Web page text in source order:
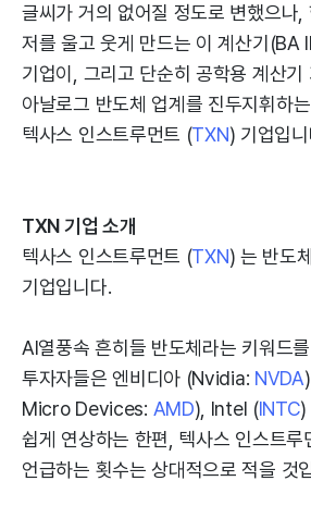
글씨가 거의 없어질 정도로 변했으나,
저를 울고 웃게 만드는 이 계산기(BA
기업이, 그리고 단순히 공학용 계산기
아날로그 반도체 업계를 진두지휘하
텍사스 인스트루먼트 (TXN) 기업입
TXN 기업 소개
텍사스 인스트루먼트 (TXN) 는 반도
기업입니다.
AI열풍속 흔히들 반도체라는 키워드
투자자들은 엔비디아 (Nvidia: NVDA
Micro Devices: AMD), Intel (INTC)
쉽게 연상하는 한편, 텍사스 인스트루
언급하는 횟수는 상대적으로 적을 것